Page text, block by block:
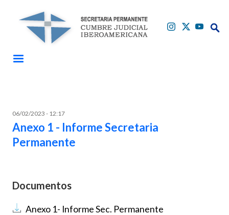
06/02/2023 - 12:17
Anexo 1 - Informe Secretaria
Permanente
Documentos
Documento
Anexo 1- Informe Sec. Permanente